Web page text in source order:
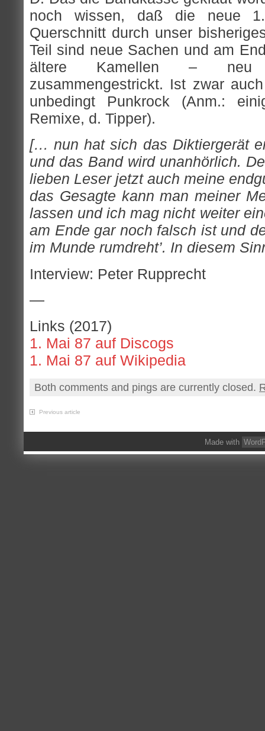
noch wissen, daß die neue
Querschnitt durch unser
Teil sind neue Sachen und am
ältere Kamellen – neu
zusammengestrickt. Ist zwar
unbedingt Punkrock (Anm.:
Remixe, d. Tipper).
[… nun hat sich das Diktiergerät
und das Band wird unanhörlich.
lieben Leser jetzt auch meine
das Gesagte kann man meiner
lassen und ich mag nicht weiter
am Ende gar noch falsch ist und
im Munde rumdreht’. In diesem
Interview: Peter Rupprecht
—
Links (2017)
1. Mai 87 auf Discogs
1. Mai 87 auf Wikipedia
Both comments and pings are currently closed.
Previous article
Made with